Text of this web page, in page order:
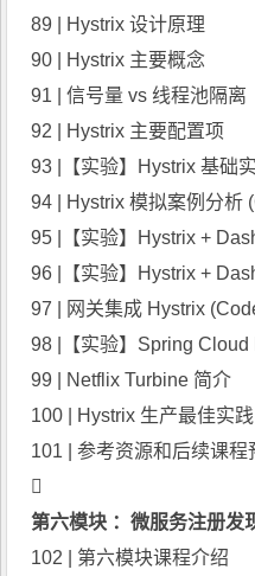
89 | Hystrix 设计原理
90 | Hystrix 主要概念
91 | 信号量 vs 线程池隔离
92 | Hystrix 主要配置项
93 |【实验】Hystrix 基础
94 | Hystrix 模拟案例分析
95 |【实验】Hystrix +
96 |【实验】Hystrix +
97 | 网关集成 Hystrix
98 |【实验】Spring Cloud
99 | Netflix Turbine 简介
100 | Hystrix 生产最佳实践
101 | 参考资源和后续课程

第六模块 ：微服务注册
102 | 第六模块课程介绍